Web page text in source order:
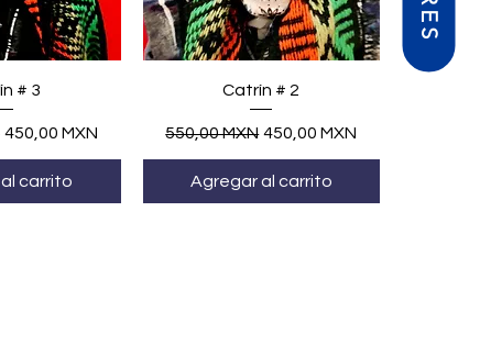
# 3
Precio de oferta
450,00 MXN
carrito
Vista rápida
Catrín # 2
Precio
550,00 MXN Precio de oferta
450,00 MXN
Agregar al carrito